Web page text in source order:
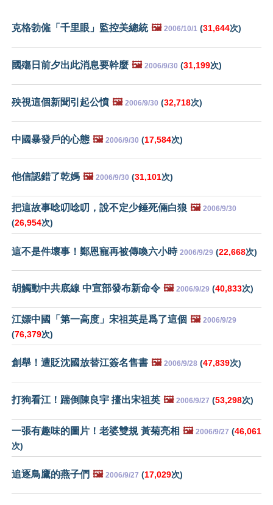
克格勃僱「千里眼」監控美總統 🖼️ 2006/10/1 (31,644次)
國殤日前夕出此消息要幹麼 🖼️ 2006/9/30 (31,199次)
殃視這個新聞引起公憤 🖼️ 2006/9/30 (32,718次)
中國暴發戶的心態 🖼️ 2006/9/30 (17,584次)
他信認錯了乾媽 🖼️ 2006/9/30 (31,101次)
把這故事唸叨唸叨，說不定少錘死倆白狼 🖼️ 2006/9/30
(26,954次)
這不是件壞事！鄭恩寵再被傳喚六小時 2006/9/29 (22,668次)
胡觸動中共底線 中宣部發布新命令 🖼️ 2006/9/29 (40,833次)
江嫖中國「第一高度」宋祖英是爲了這個 🖼️ 2006/9/29
(76,379次)
創舉！遭貶沈國放替江簽名售書 🖼️ 2006/9/28 (47,839次)
打狗看江！踹倒陳良宇 擡出宋祖英 🖼️ 2006/9/27 (53,298次)
一張有趣味的圖片！老婆雙規 黃菊亮相 🖼️ 2006/9/27 (46,061
次)
追逐鳥鷹的燕子們 🖼️ 2006/9/27 (17,029次)